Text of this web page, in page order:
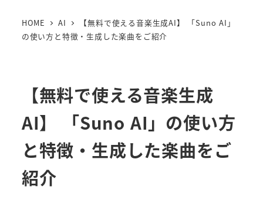
HOME AI
【無料で使える音楽生成AI】 「Suno AI」
の使い方と特徴・生成した楽曲をご紹介
【無料で使える音楽生成
AI】 「Suno AI」の使い方
と特徴・生成した楽曲をご
紹介